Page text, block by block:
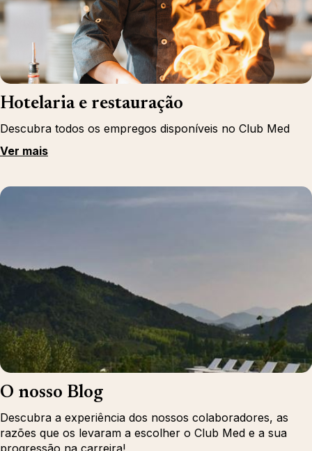
Hotelaria e restauração
Descubra todos os empregos disponíveis no Club Med
Ver mais
O nosso Blog
Descubra a experiência dos nossos colaboradores, as
razões que os levaram a escolher o Club Med e a sua
progressão na carreira!